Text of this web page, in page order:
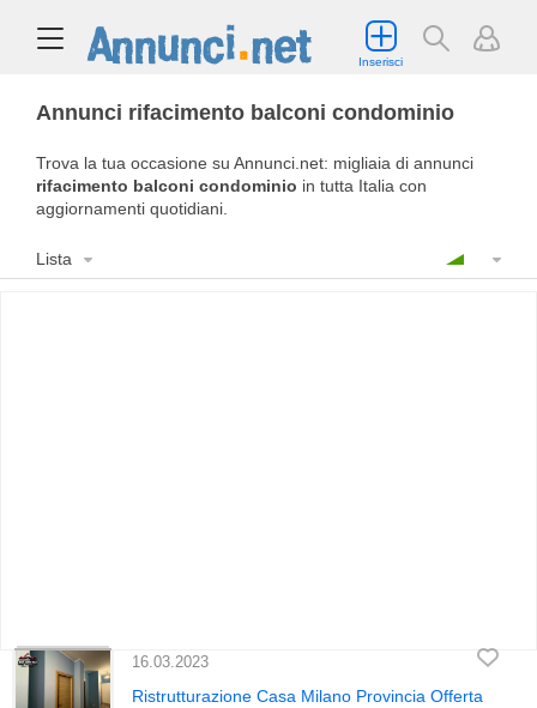
Inserisci
Annunci rifacimento balconi condominio
Trova la tua occasione su Annunci.net: migliaia di annunci
rifacimento balconi condominio in tutta Italia con
aggiornamenti quotidiani.
Lista
16.03.2023
Ristrutturazione Casa Milano Provincia Offerta